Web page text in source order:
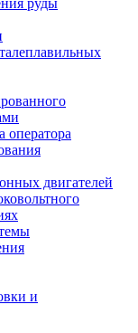
руды
оператора
двигателей
и